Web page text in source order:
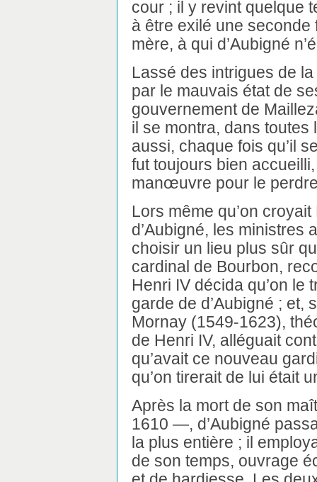
cour ; il y revint quelque
à être exilé une
mère, à qui d’Aubigné
Lassé des intrigues de
par le mauvais état de
gouvernement de
il se montra, dans
aussi, chaque fois qu’il
fut toujours bien
manœuvre pour le
Lors même qu’on
d’Aubigné, les ministres
choisir un lieu plus sûr
cardinal de Bourbon,
Henri IV décida qu’on le
garde de d’Aubigné ; et,
Mornay (1549-1623),
de Henri IV, alléguait
qu’avait ce nouveau
qu’on tirerait de lui était
Après la mort de son
1610 —, d’Aubigné
la plus entière ; il
de son temps, ouvrage